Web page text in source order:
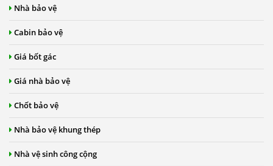
Nhà bảo vệ
Cabin bảo vệ
Giá bốt gác
Giá nhà bảo vệ
Chốt bảo vệ
Nhà bảo vệ khung thép
Nhà vệ sinh công cộng